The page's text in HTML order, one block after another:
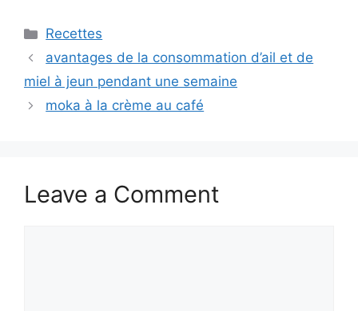
Categories
Recettes
avantages de la consommation d’ail et de
miel à jeun pendant une semaine
moka à la crème au café
Leave a Comment